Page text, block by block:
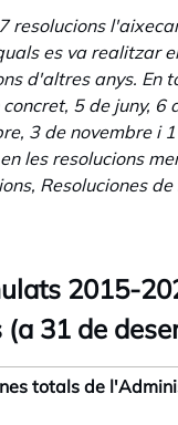
resolucions
es va realitzar
d'altres anys. En
5 de juny, 6
3 de novembre i
les resolucions
Resoluciones de
2015-
31 de
totals de